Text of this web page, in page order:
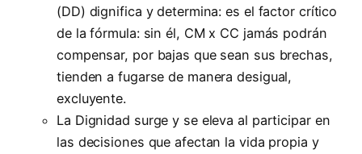
(DD) dignifica y determina: es el factor crítico
de la fórmula: sin él, CM x CC jamás podrán
compensar, por bajas que sean sus brechas,
tienden a fugarse de manera desigual,
excluyente.
La Dignidad surge y se eleva al participar en
las decisiones que afectan la vida propia y